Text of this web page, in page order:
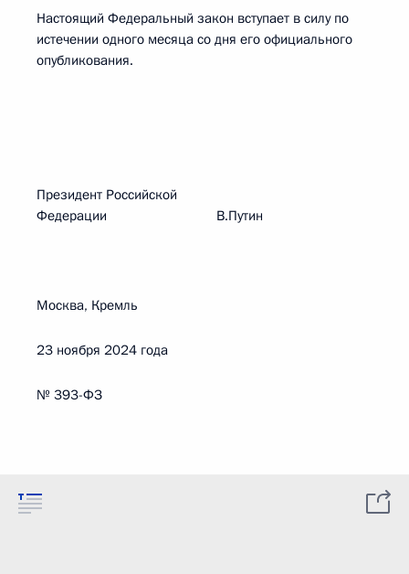
Настоящий Федеральный закон вступает в силу по
истечении одного месяца со дня его официального
опубликования.
Президент Российской
Федерации В.Путин
Москва, Кремль
23 ноября 2024 года
№ 393-ФЗ